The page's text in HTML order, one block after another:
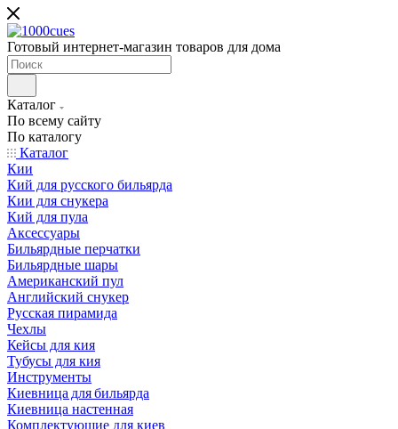
Готовый интернет-магазин товаров для дома
Каталог
По всему сайту
По каталогу
Каталог
Кии
Кий для русского бильярда
Кии для снукера
Кий для пула
Аксессуары
Бильярдные перчатки
Бильярдные шары
Американский пул
Английский снукер
Русская пирамида
Чехлы
Кейсы для кия
Тубусы для кия
Инструменты
Киевница для бильярда
Киевница настенная
Комплектующие для киев